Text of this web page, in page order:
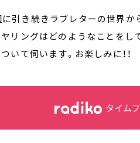
引き続きラブレターの世界か
リングはどのようなことをし
て伺います。お楽しみに！！
タイム